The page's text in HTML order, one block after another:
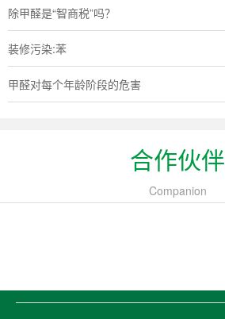
除甲醛是“智商税”吗？
装修污染:苯
甲醛对每个年龄阶段的危害
合作伙伴
Companion